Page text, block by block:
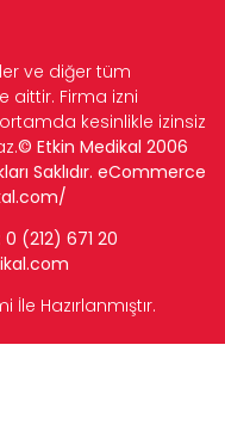
ve diğer tüm
aittir. Firma izni
kesinlikle izinsiz
© Etkin Medikal 2006
Saklıdır. eCommerce
0 (212) 671 20
İle Hazırlanmıştır.